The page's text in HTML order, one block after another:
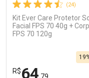
(24)
Kit Ever Care Protetor
Facial FPS 70 40g +
FPS 70 120g
R$64